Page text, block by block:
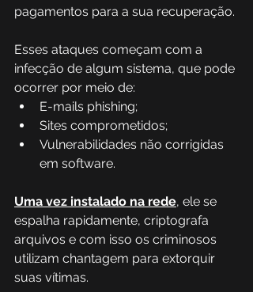
pagamentos para a sua recuperação.
Esses ataques começam com a
infecção de algum sistema, que pode
ocorrer por meio de:
E-mails phishing;
Sites comprometidos;
Vulnerabilidades não corrigidas
em software.
Uma vez instalado na rede, ele se
espalha rapidamente, criptografa
arquivos e com isso os criminosos
utilizam chantagem para extorquir
suas vítimas.